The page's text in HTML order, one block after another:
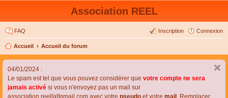
Association REEL
FAQ Connexion
Inscription
Accueil Accueil du forum
04/01/2024 :
Le spam est tel que vous pouvez considérer que votre compte ne sera
jamais activé si vous n'envoyez pas un mail sur
association.reel[at]gmail.com avec votre pseudo et votre mail . Remplacer